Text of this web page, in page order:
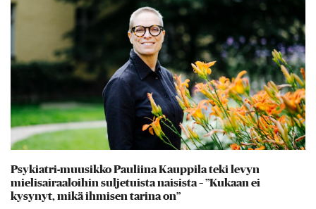
Psykiatri-muusikko Pauliina Kauppila teki levyn
mielisairaaloihin suljetuista naisista – ”Kukaan ei
kysynyt, mikä ihmisen tarina on”